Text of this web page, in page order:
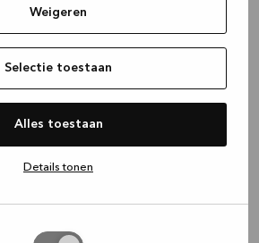
Weigeren
Selectie toestaan
Alles toestaan
Details tonen
(see the browser console for more
information).